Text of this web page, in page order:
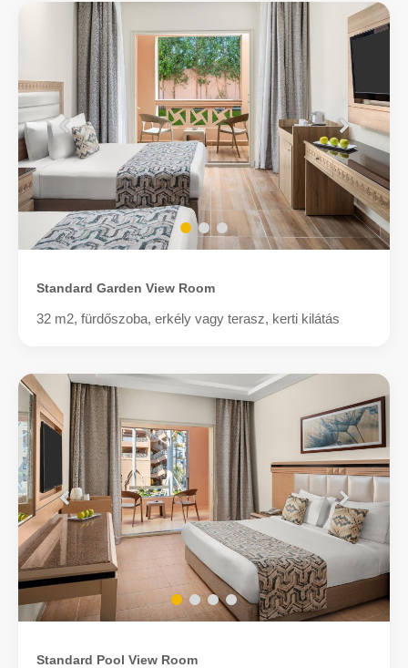
Standard Garden View Room
32 m2, fürdőszoba, erkély vagy terasz, kerti kilátás
Standard Pool View Room